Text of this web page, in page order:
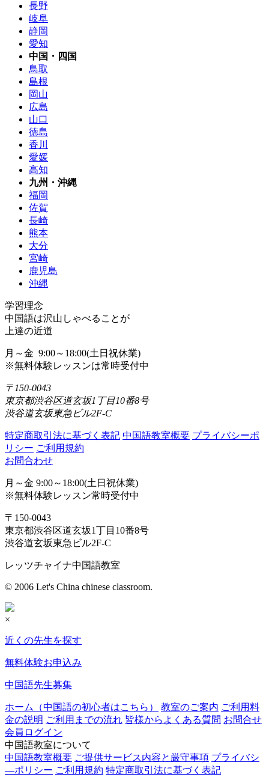
長野
岐阜
静岡
愛知
中国・四国
鳥取
島根
岡山
広島
山口
徳島
香川
愛媛
高知
九州・沖縄
福岡
佐賀
長崎
熊本
大分
宮崎
鹿児島
沖縄
学習理念
中国語は沢山しゃべることが
上達の近道
月～金 9:00～18:00(土日祝休業)
※無料体験レッスンは常時受付中
〒150-0043
東京都渋谷区道玄坂1丁目10番8号
渋谷道玄坂東急ビル2F-C
特定商取引法に基づく表記 中国語教室概要 プライバシーポ
リシー ご利用規約
お問合わせ
月～金 9:00～18:00(土日祝休業)
※無料体験レッスン常時受付中
〒150-0043
東京都渋谷区道玄坂1丁目10番8号
渋谷道玄坂東急ビル2F-C
レッツチャイナ中国語教室
© 2006 Let's China chinese classroom.
×
近くの先生を探す
無料体験お申込み
中国語先生募集
ホーム（中国語の初心者はこちら） 教室のご案内 ご利用料
金の説明 ご利用までの流れ 皆様からよくある質問 お問合せ
会員ログイン
中国語教室について
中国語教室概要 ご提供サービス内容と厳守事項 プライバシ
―ポリシー ご利用規約 特定商取引法に基づく表記